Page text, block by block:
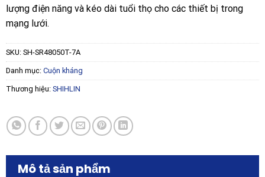
lượng điện năng và kéo dài tuổi thọ cho các thiết bị trong
mạng lưới.
SKU: SH-SR48050T-7A
Danh mục: Cuộn kháng
Thương hiệu: SHIHLIN
Mô tả sản phẩm